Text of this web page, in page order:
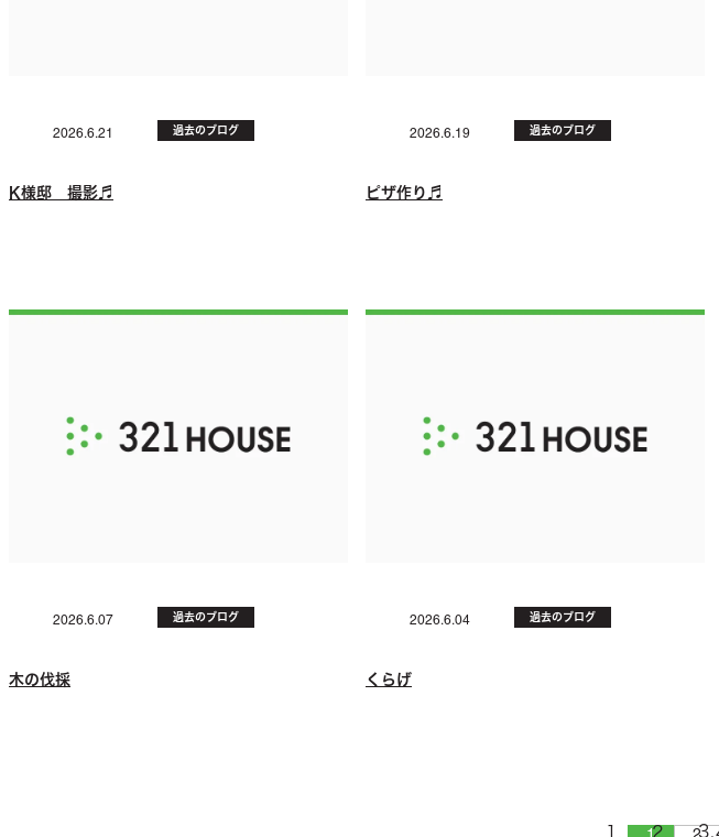
2026.6.21 過去のブログ
K様邸 撮影♬
2026.6.19 過去のブログ
ピザ作り♬
2026.6.07 過去のブログ
木の伐採
2026.6.04 過去のブログ
くらげ